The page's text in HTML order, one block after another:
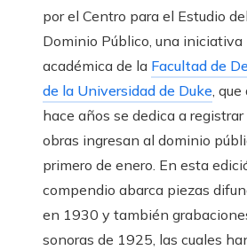
por el Centro para el Estudio del
Dominio Público, una iniciativa
académica de la Facultad de
de la Universidad de Duke, que
hace años se dedica a registrar
obras ingresan al dominio
primero de enero. En esta
compendio abarca piezas
en 1930 y también
sonoras de 1925, las cuales